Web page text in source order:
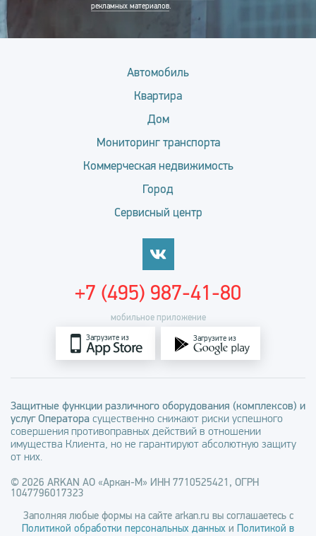
рекламных материалов.
Автомобиль
Квартира
Дом
Мониторинг транспорта
Коммерческая недвижимость
Город
Сервисный центр
мобильное приложение
Загрузите из Загрузите из
+7 (495) 987-41-80
Защитные функции различного оборудования (комплексов) и
услуг Оператора существенно снижают риски успешного
совершения противоправных действий в отношении
имущества Клиента, но не гарантируют абсолютную защиту
от них.
© 2026 ARKAN АО «Аркан-М» ИНН 7710525421, ОГРН
1047796017323
Заполняя любые формы на сайте arkan.ru вы соглашаетесь с
Политикой обработки персональных данных и Политикой в